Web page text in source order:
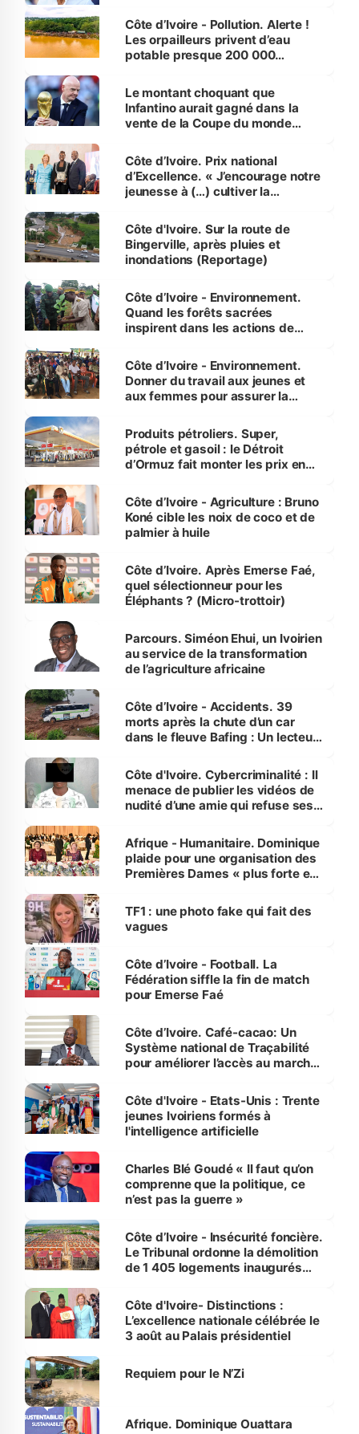
Côte d’Ivoire - Pollution. Alerte !
Les orpailleurs privent d’eau
potable presque 200 000
Le montant choquant que
Infantino aurait gagné dans la
vente de la Coupe du monde
Côte d’Ivoire. Prix national
d’Excellence. « J’encourage notre
jeunesse à (…) cultiver la
(Alassane Ouattara
Côte d'Ivoire. Sur la route de
Bingerville, après pluies et
inondations (Reportage)
Côte d’Ivoire - Environnement.
Quand les forêts sacrées
inspirent dans les actions de
Côte d’Ivoire - Environnement.
Donner du travail aux jeunes et
aux femmes pour assurer la
menacées
Produits pétroliers. Super,
pétrole et gasoil : le Détroit
d’Ormuz fait monter les prix en
Côte d’Ivoire - Agriculture : Bruno
Koné cible les noix de coco et de
palmier à huile
Côte d’Ivoire. Après Emerse Faé,
quel sélectionneur pour les
Éléphants ? (Micro-trottoir)
Parcours. Siméon Ehui, un Ivoirien
au service de la transformation
de l’agriculture africaine
Côte d’Ivoire - Accidents. 39
morts après la chute d’un car
dans le fleuve Bafing : Un lecteur
des Transports
Côte d'Ivoire. Cybercriminalité : Il
menace de publier les vidéos de
nudité d’une amie qui refuse ses
Afrique - Humanitaire. Dominique
plaide pour une organisation des
Premières Dames « plus forte et
sur la scène internationale »
TF1 : une photo fake qui fait des
vagues
Côte d’Ivoire - Football. La
Fédération siffle la fin de match
pour Emerse Faé
Côte d’Ivoire. Café-cacao: Un
Système national de Traçabilité
pour améliorer l’accès au marché
Côte d'Ivoire - Etats-Unis : Trente
jeunes Ivoiriens formés à
l'intelligence artificielle
Charles Blé Goudé « Il faut qu’on
comprenne que la politique, ce
n’est pas la guerre »
Côte d’Ivoire - Insécurité foncière.
Le Tribunal ordonne la démolition
de 1 405 logements inaugurés
Bassam
Côte d'Ivoire- Distinctions :
L’excellence nationale célébrée le
3 août au Palais présidentiel
Requiem pour le N’Zi
Afrique. Dominique Ouattara